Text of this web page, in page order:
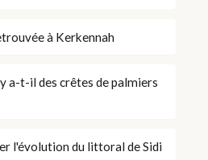
à Kerkennah
a-t-il des crêtes de palmiers
l'évolution du littoral de Sidi